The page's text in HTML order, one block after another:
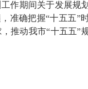
作期间关于发展规
准确把握“十五五”
推动我市“十五五”